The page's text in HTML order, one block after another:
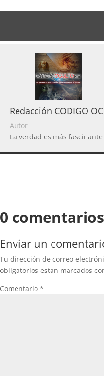
Redacción CODIGO
Autor
La verdad es más
0 comentarios
Enviar un
Tu dirección de correo
obligatorios están marcados
Comentario *